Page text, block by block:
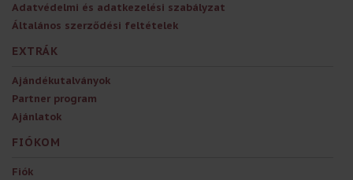
Adatvédelmi és adatkezelési szabályzat
Általános szerződési feltételek
EXTRÁK
Ajándékutalványok
Partner program
Ajánlatok
FIÓKOM
Fiók